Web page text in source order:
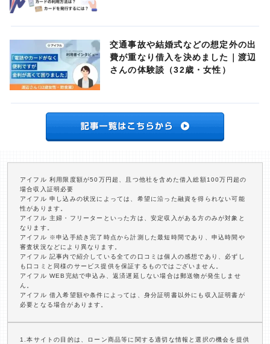
交通事故や結婚式などの想定外の出
費が重なり借入を決めました｜渡辺
さんの体験談（32歳・女性）
アイフル 利用限度額が50万円超、且つ他社を含めた借入総額100万円超の
場合収入証明必要
アイフル 申し込みの状況によっては、希望に沿った融資を得られない可能
性があります。
アイフル 主婦・フリーターといった方は、安定収入がある方のみが対象と
なります。
アイフル ※申込手続き完了時点から計測した最短時間であり、申込時間や
審査状況などにより異なります。
アイフル 記事内で紹介している全ての口コミは個人の感想であり、必ずし
も口コミと同様のサービス提供を保証するものではございません。
アイフル WEB完結で申込み、返済遅延しない場合は郵送物が発生しませ
ん。
アイフル 借入希望額や条件によっては、身分証明書以外にも収入証明書が
必要となる場合があります。
1.本サイトの目的は、ローン商品等に関する適切な情報と選択の機会を提供